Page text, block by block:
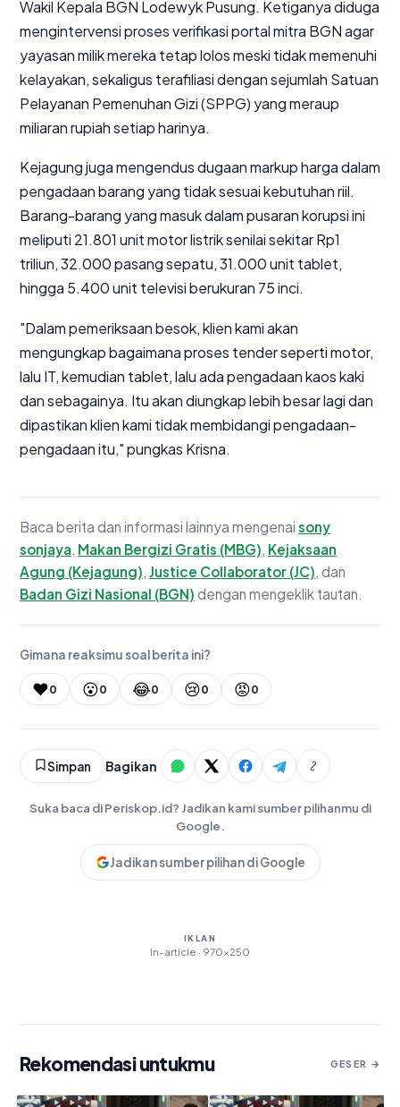
Wakil Kepala BGN Lodewyk Pusung. Ketiganya diduga
mengintervensi proses verifikasi portal mitra BGN agar
yayasan milik mereka tetap lolos meski tidak memenuhi
kelayakan, sekaligus terafiliasi dengan sejumlah Satuan
Pelayanan Pemenuhan Gizi (SPPG) yang meraup
miliaran rupiah setiap harinya.
Kejagung juga mengendus dugaanmarkupharga dalam
pengadaan barang yang tidak sesuai kebutuhan riil.
Barang-barang yang masuk dalam pusaran korupsi ini
meliputi 21.801 unit motor listrik senilai sekitar Rp1
triliun, 32.000 pasang sepatu, 31.000 unit tablet,
hingga 5.400 unit televisi berukuran 75 inci.
"Dalam pemeriksaan besok, klien kami akan
mengungkap bagaimana proses tender seperti motor,
lalu IT, kemudian tablet, lalu ada pengadaan kaos kaki
dan sebagainya. Itu akan diungkap lebih besar lagi dan
dipastikan klien kami tidak membidangi pengadaan-
pengadaan itu," pungkas Krisna.
Baca berita dan informasi lainnya mengenai sony
sonjaya, Makan Bergizi Gratis (MBG), Kejaksaan
Agung (Kejagung), Justice Collaborator (JC), dan
Badan Gizi Nasional (BGN) dengan mengeklik tautan.
Gimana reaksimu soal berita ini?
❤️0 😮0 😂0 😢0 😡0
Simpan Bagikan
Suka baca di Periskop.id? Jadikan kami sumber pilihanmu di
Google.
Jadikan sumber pilihan di Google
IKLAN
In-article · 970×250
Rekomendasi untukmu GESER →